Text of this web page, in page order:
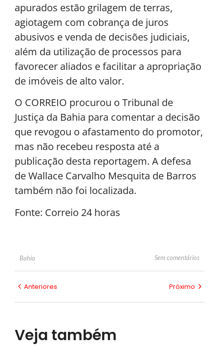
apurados estão grilagem de terras,
agiotagem com cobrança de juros
abusivos e venda de decisões judiciais,
além da utilização de processos para
favorecer aliados e facilitar a apropriação
de imóveis de alto valor.
O CORREIO procurou o Tribunal de
Justiça da Bahia para comentar a decisão
que revogou o afastamento do promotor,
mas não recebeu resposta até a
publicação desta reportagem. A defesa
de Wallace Carvalho Mesquita de Barros
também não foi localizada.
Fonte: Correio 24 horas
Bahia Sem comentários
Anteriores Próximo
Veja também